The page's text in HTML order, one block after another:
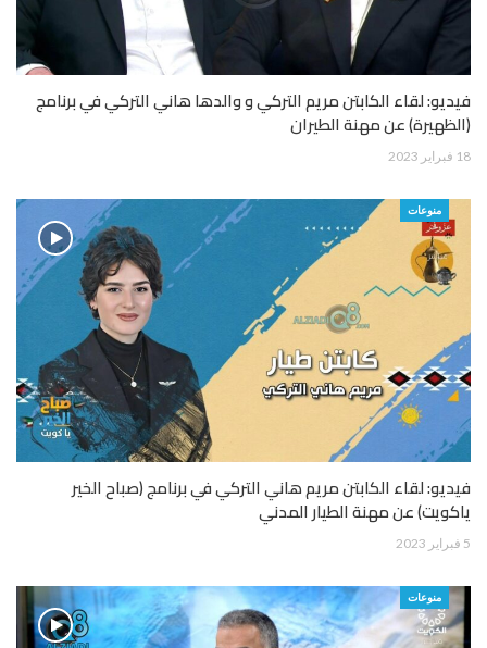
فيديو: لقاء الكابتن مريم التركي و والدها هاني التركي في برنامج
(الظهيرة) عن مهنة الطيران
18 فبراير 2023
منوعات
فيديو: لقاء الكابتن مريم هاني التركي في برنامج (صباح الخير
ياكويت) عن مهنة الطيار المدني
5 فبراير 2023
منوعات